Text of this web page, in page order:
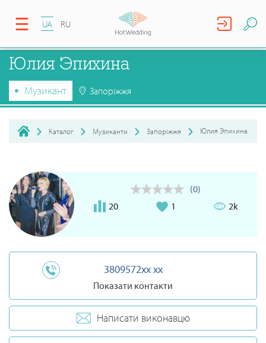
UA RU
Юлия Эпихина
Музикант Запоріжжя
Каталог Музиканти Запоріжжя Юлия Эпихина
(0)
20
1 2k
3809572xx xx
Показати контакти
Написати виконавцю